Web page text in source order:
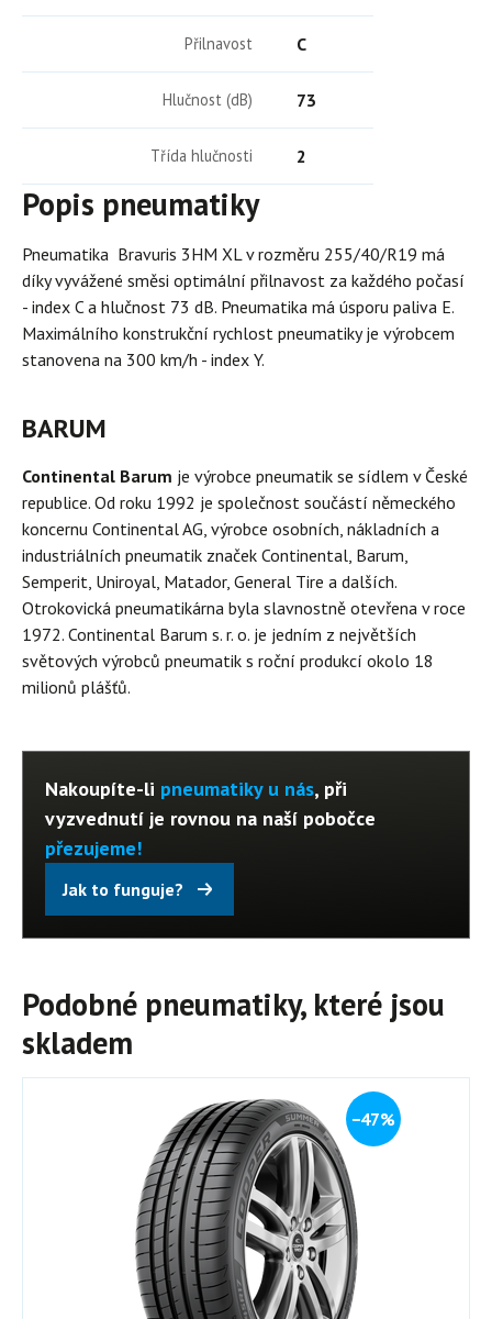
Přilnavost C
Hlučnost (dB) 73
Třída hlučnosti 2
Popis pneumatiky
Pneumatika Bravuris 3HM XL v rozměru 255/40/R19 má
díky vyvážené směsi optimální přilnavost za každého počasí
- index C a hlučnost 73 dB. Pneumatika má úsporu paliva E.
Maximálního konstrukční rychlost pneumatiky je výrobcem
stanovena na 300 km/h - index Y.
BARUM
Continental Barum je výrobce pneumatik se sídlem v České
republice. Od roku 1992 je společnost součástí německého
koncernu Continental AG, výrobce osobních, nákladních a
industriálních pneumatik značek Continental, Barum,
Semperit, Uniroyal, Matador, General Tire a dalších.
Otrokovická pneumatikárna byla slavnostně otevřena v roce
1972. Continental Barum s. r. o. je jedním z největších
světových výrobců pneumatik s roční produkcí okolo 18
milionů plášťů.
Nakoupíte-li pneumatiky u nás, při
vyzvednutí je rovnou na naší pobočce
přezujeme!
Jak to funguje?
Podobné pneumatiky, které jsou
skladem
−47%